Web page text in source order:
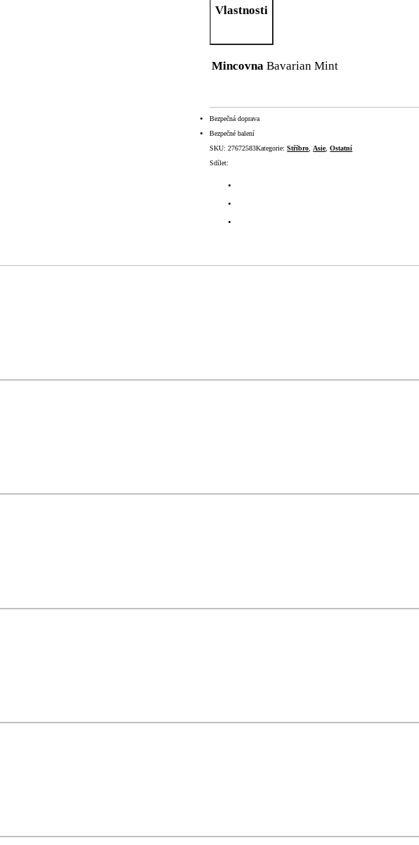
Vlastnosti
Mincovna Bavarian Mint
Bezpečná doprava
Bezpečné balení
SKU:27672583Kategorie:Stříbro,Asie,Ostatní
Sdílet: